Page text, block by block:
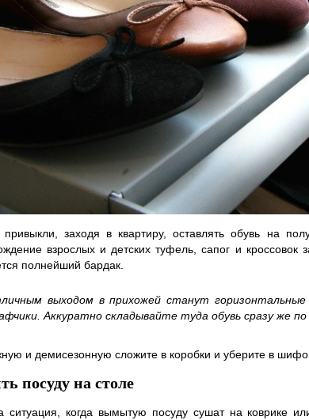
привыкли, заходя в квартиру, оставлять обувь на
взрослых и детских туфель, сапог и
полнейший бардак.
выходом в прихожей станут горизонтальные
Аккуратно складывайте туда обувь сразу же по
и демисезонную сложите в коробки и уберите в
посуду на столе
ситуация, когда вымытую посуду сушат на коврике